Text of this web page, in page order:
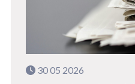
30 05 2026